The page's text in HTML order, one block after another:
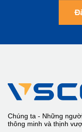
Chúng ta - Những
thông minh và thịnh